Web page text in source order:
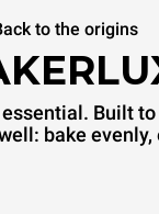
to the origins
Built
bake evenly,